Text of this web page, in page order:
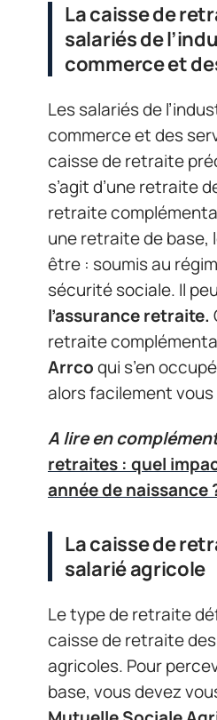
La caisse de
salariés de
commerce et
Les salariés de
commerce et des
caisse de retraite
s’agit d’une retraite
retraite
une retraite de base,
être : soumis au
sécurité sociale. Il
l’assurance retraite.
retraite
Arrcoqui s’en
alors facilement
A lire en
retraites : quel
année de naissance
La caisse de
salarié agricole
Le type de retraite
caisse de retraite
agricoles. Pour
base, vous devez